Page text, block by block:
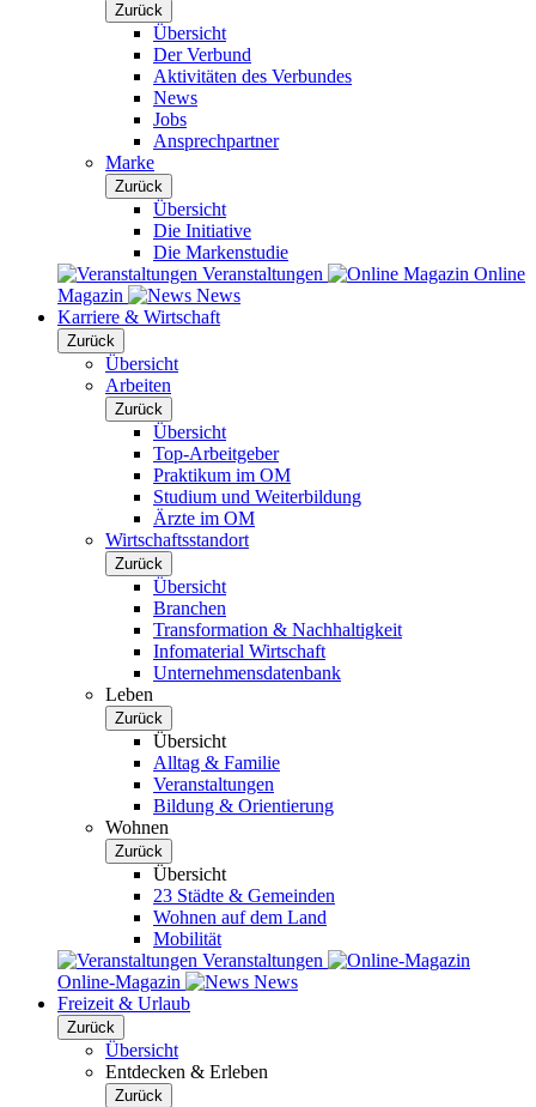
Zurück
Übersicht
Der Verbund
Aktivitäten des Verbundes
News
Jobs
Ansprechpartner
Marke
Zurück
Übersicht
Die Initiative
Die Markenstudie
Veranstaltungen
Online
Magazin
News
Karriere & Wirtschaft
Zurück
Übersicht
Arbeiten
Zurück
Übersicht
Top-Arbeitgeber
Praktikum im OM
Studium und Weiterbildung
Ärzte im OM
Wirtschaftsstandort
Zurück
Übersicht
Branchen
Transformation & Nachhaltigkeit
Infomaterial Wirtschaft
Unternehmensdatenbank
Leben
Zurück
Übersicht
Alltag & Familie
Veranstaltungen
Bildung & Orientierung
Wohnen
Zurück
Übersicht
23 Städte & Gemeinden
Wohnen auf dem Land
Mobilität
Veranstaltungen
Online-Magazin
News
Freizeit & Urlaub
Zurück
Übersicht
Entdecken & Erleben
Zurück